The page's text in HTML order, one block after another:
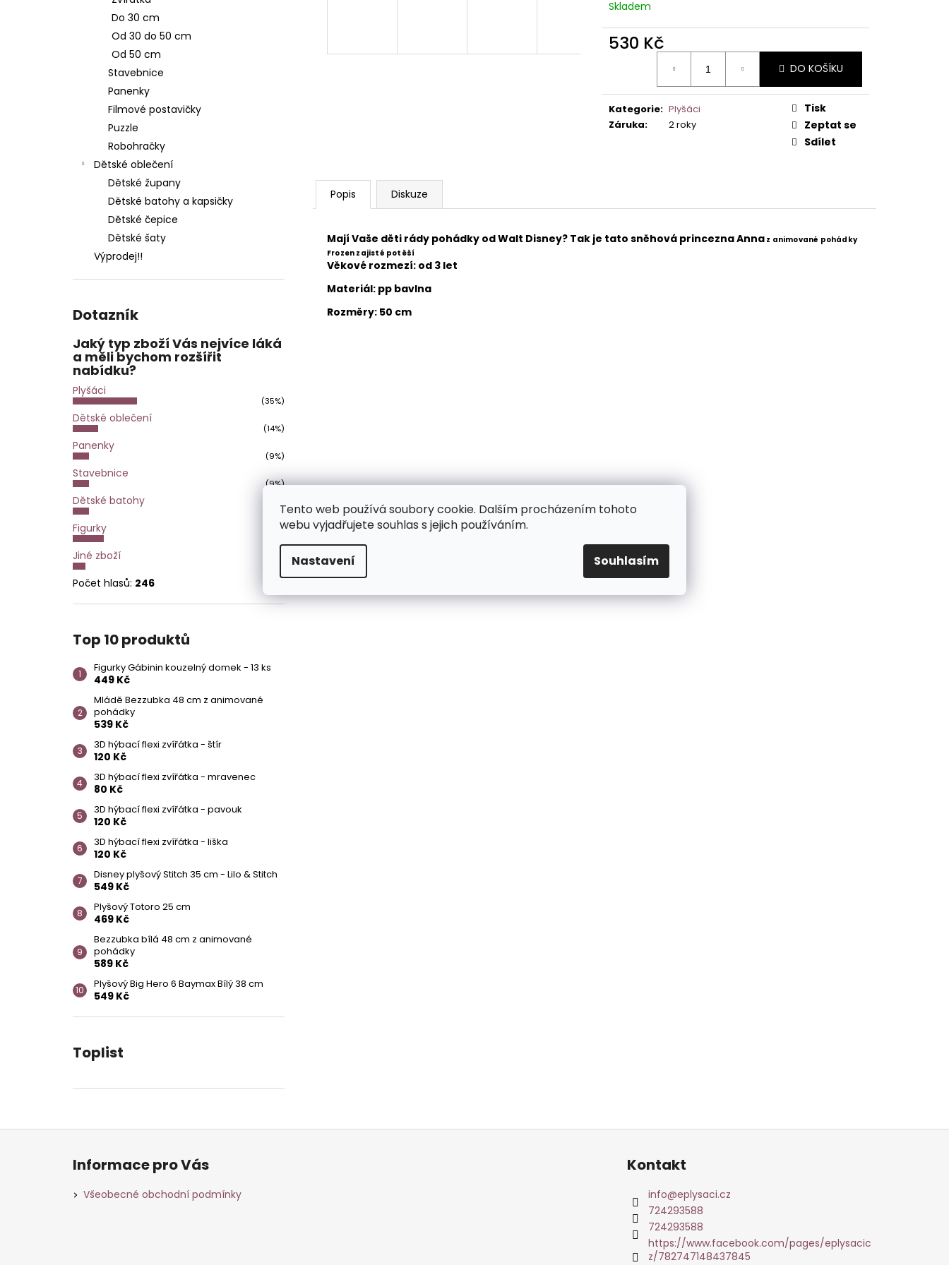
Tento web používá soubory cookie. Dalším procházením tohoto
webu vyjadřujete souhlas s jejich používáním.
Nastavení Souhlasím
Do 30 cm
Od 30 do 50 cm
Od 50 cm
Stavebnice
Panenky
Filmové postavičky
Puzzle
Robohračky
Dětské oblečení
Dětské župany
Dětské batohy a kapsičky
Dětské čepice
Dětské šaty
Výprodej!!
Dotazník
Jaký typ zboží Vás nejvíce láká
a měli bychom rozšířit
nabídku?
Plyšáci
(35%)
Dětské oblečení
(14%)
Panenky
(9%)
Stavebnice
(9%)
Dětské batohy
(9%)
Figurky
Jiné zboží
Počet hlasů: 246
Top 10 produktů
Figurky Gábinin kouzelný domek - 13 ks
449 Kč
Mládě Bezzubka 48 cm z animované
pohádky
539 Kč
3D hýbací flexi zvířátka - štír
120 Kč
3D hýbací flexi zvířátka - mravenec
80 Kč
3D hýbací flexi zvířátka - pavouk
120 Kč
3D hýbací flexi zvířátka - liška
120 Kč
Disney plyšový Stitch 35 cm - Lilo & Stitch
549 Kč
Plyšový Totoro 25 cm
469 Kč
Bezzubka bílá 48 cm z animované
pohádky
589 Kč
Plyšový Big Hero 6 Baymax Bílý 38 cm
549 Kč
Toplist
Skladem
530 Kč
DO KOŠÍKU
Kategorie: Plyšáci
Záruka: 2 roky
Tisk
Zeptat se
Sdílet
Popis Diskuze
Mají Vaše děti rády pohádky od Walt Disney? Tak je tato sněhová princezna Anna z animované pohádky
Frozen zajisté potěší
Věkové rozmezí: od 3 let
Materiál: pp bavlna
Rozměry: 50 cm
Z
Informace pro Vás
Všeobecné obchodní podmínky
Kontakt
info@eplysaci.cz
724293588
724293588
https://www.facebook.com/pages/eplysacic
z/782747148437845